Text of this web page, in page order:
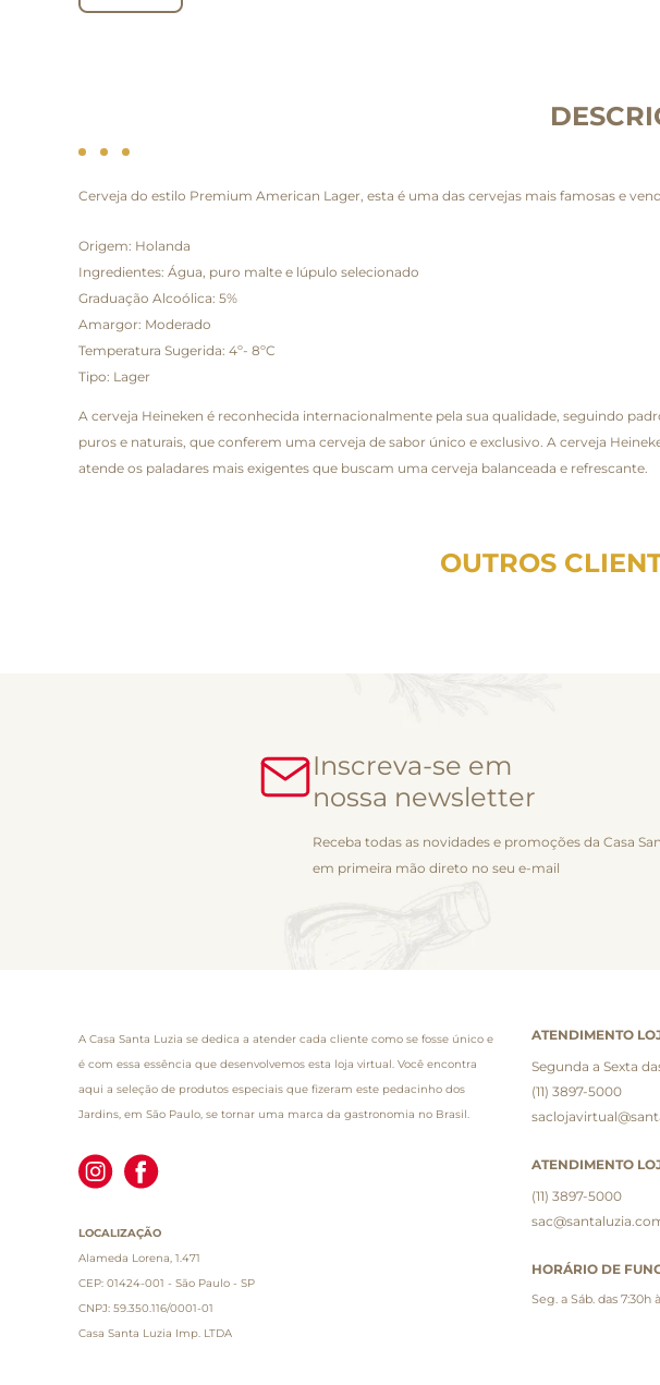
Cerveja do estilo Premium American Lager, esta é uma das cervejas mais famosas e
Origem: Holanda
Ingredientes: Água, puro malte e lúpulo selecionado
Graduação Alcoólica: 5%
Amargor: Moderado
Temperatura Sugerida: 4º- 8ºC
Tipo: Lager
A cerveja Heineken é reconhecida internacionalmente pela sua qualidade, seguindo
puros e naturais, que conferem uma cerveja de sabor único e exclusivo. A cerveja
atende os paladares mais exigentes que buscam uma cerveja balanceada e refrescante.
OUTROS
Inscreva-se em
nossa newsletter
Receba todas as novidades e promoções da Casa
em primeira mão direto no seu e-mail
A Casa Santa Luzia se dedica a atender cada cliente como se fosse único e
é com essa essência que desenvolvemos esta loja virtual. Você encontra
aqui a seleção de produtos especiais que fizeram este pedacinho dos
Jardins, em São Paulo, se tornar uma marca da gastronomia no Brasil.
LOCALIZAÇÃO
Alameda Lorena, 1.471
CEP: 01424-001 - São Paulo - SP
CNPJ: 59.350.116/0001-01
Casa Santa Luzia Imp. LTDA
ATENDIMENTO
Segunda a Sexta
(11) 3897-5000
ATENDIMENTO
(11) 3897-5000
HORÁRIO DE
Seg. a Sáb. das 7:30h